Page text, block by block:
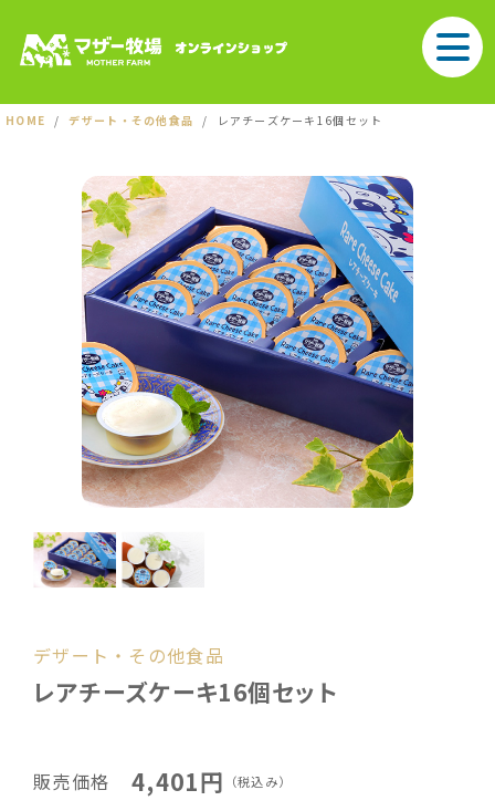
HOME デザート・その他食品 レアチーズケーキ16個セット
デザート・その他食品
レアチーズケーキ16個セット
販売価格 4,401円 （税込み）